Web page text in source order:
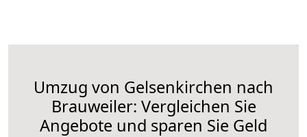
Umzug von Gelsenkirchen nach
Brauweiler: Vergleichen Sie
Angebote und sparen Sie Geld